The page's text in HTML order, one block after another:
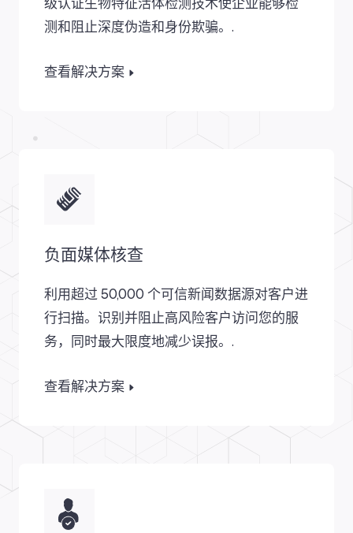
级认证生物特征活体检测技术使企业能够检
测和阻止深度伪造和身份欺骗。.
查看解决方案
负面媒体核查
利用超过 50,000 个可信新闻数据源对客户进
行扫描。识别并阻止高风险客户访问您的服
务，同时最大限度地减少误报。.
查看解决方案